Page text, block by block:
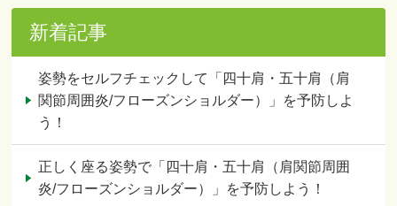
新着記事
姿勢をセルフチェックして「四十肩・五十肩（肩
関節周囲炎/フローズンショルダー）」を予防しよ
う！
正しく座る姿勢で「四十肩・五十肩（肩関節周囲
炎/フローズンショルダー）」を予防しよう！